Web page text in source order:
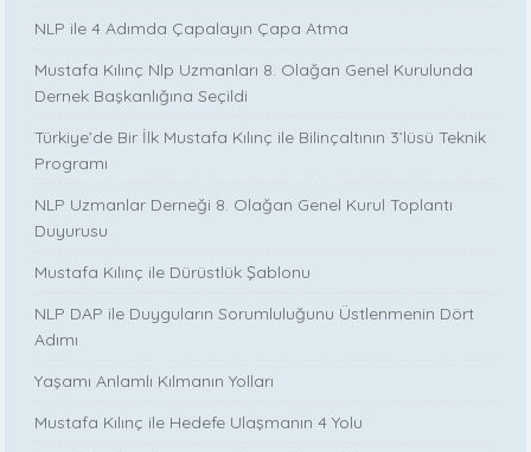
NLP ile 4 Adımda Çapalayın Çapa Atma
Mustafa Kılınç Nlp Uzmanları 8. Olağan Genel Kurulunda
Dernek Başkanlığına Seçildi
Türkiye’de Bir İlk Mustafa Kılınç ile Bilinçaltının 3’lüsü Teknik
Programı
NLP Uzmanlar Derneği 8. Olağan Genel Kurul Toplantı
Duyurusu
Mustafa Kılınç ile Dürüstlük Şablonu
NLP DAP ile Duyguların Sorumluluğunu Üstlenmenin Dört
Adımı
Yaşamı Anlamlı Kılmanın Yolları
Mustafa Kılınç ile Hedefe Ulaşmanın 4 Yolu